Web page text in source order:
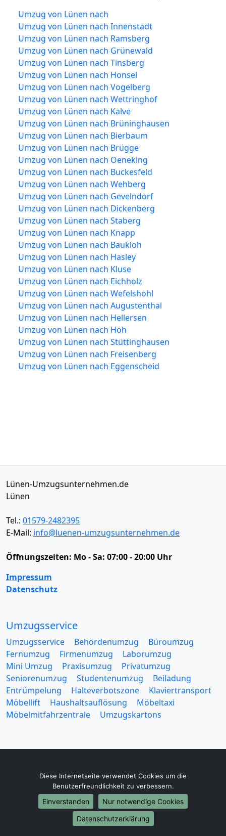
Umzug von Lünen nach
Umzug von Lünen nach Innenstadt
Umzug von Lünen nach Ramsberg
Umzug von Lünen nach Grünewald
Umzug von Lünen nach Tinsberg
Umzug von Lünen nach Honsel
Umzug von Lünen nach Vogelberg
Umzug von Lünen nach Wettringhof
Umzug von Lünen nach Kalve
Umzug von Lünen nach Brüninghausen
Umzug von Lünen nach Bierbaum
Umzug von Lünen nach Brügge
Umzug von Lünen nach Oeneking
Umzug von Lünen nach Buckesfeld
Umzug von Lünen nach Wehberg
Umzug von Lünen nach Gevelndorf
Umzug von Lünen nach Dickenberg
Umzug von Lünen nach Staberg
Umzug von Lünen nach Knapp
Umzug von Lünen nach Baukloh
Umzug von Lünen nach Hasley
Umzug von Lünen nach Kluse
Umzug von Lünen nach Eichholz
Umzug von Lünen nach Wefelshohl
Umzug von Lünen nach Augustenthal
Umzug von Lünen nach Hellersen
Umzug von Lünen nach Höh
Umzug von Lünen nach Stüttinghausen
Umzug von Lünen nach Freisenberg
Umzug von Lünen nach Eggenscheid
Lünen-Umzugsunternehmen.de
Lünen
Tel.: 01579-2482395
E-Mail: info@luenen-umzugsunternehmen.de
Öffnungszeiten: Mo - Sa: 07:00 - 20:00 Uhr
Impressum
Datenschutz
Umzugsservice
Umzugsservice Behördenumzug
Büroumzug
Fernumzug
Firmenumzug
Laborumzug
Mini Umzug
Praxisumzug
Privatumzug
Seniorenumzug
Studentenumzug
Beiladung
Entrümpelung
Halteverbotszone
Klaviertransport
Möbellift
Haushaltsauflösung
Möbeltaxi
Möbelmitfahrzentrale
Umzugskartons
Europa-Umzüge
Umzug von Lünen nach Belarus
Umzug von Lünen nach Belgien
Umzug von Lünen nach Bulgarien
Diese Internetseite verwendet Cookies um die
Benutzerfreundlichkeit zu verbessern.
Einverstanden
Nur notwendige Cookies
Datenschutzerklärung